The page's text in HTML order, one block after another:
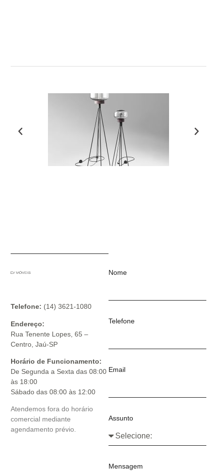
Telefone: (14) 3621-1080
Endereço:
Rua Tenente Lopes, 65 –
Centro, Jaú-SP
Horário de Funcionamento:
De Segunda a Sexta das 08:00
às 18:00
Sábado das 08:00 às 12:00
Atendemos fora do horário
comercial mediante
agendamento prévio.
Nome
Telefone
Email
Assunto
Mensagem